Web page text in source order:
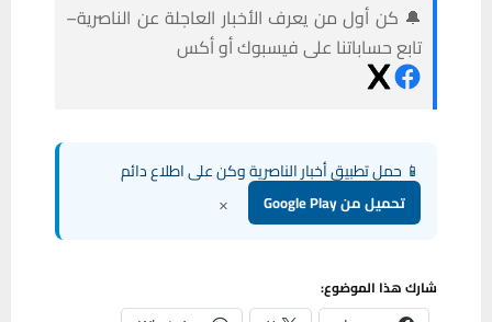
🔔 كن أول من يعرف الأخبار العاجلة عن الناصرية–
تابع حساباتنا على فيسبوك أو أكس
📱 حمل تطبيق أخبار الناصرية وكن على اطلاع دائم
تحميل من Google Play ×
شارك هذا الموضوع: